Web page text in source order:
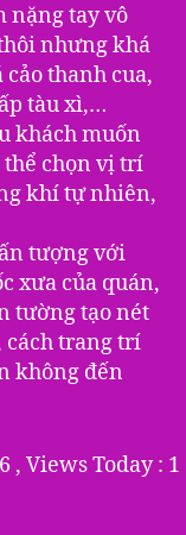
nặng tay vô
nhưng khá
thanh cua,
tàu xì,…
khách muốn
thể chọn vị trí
khí tự nhiên,
tượng với
xưa của quán,
tường tạo nét
cách trang trí
không đến
, Views Today : 1